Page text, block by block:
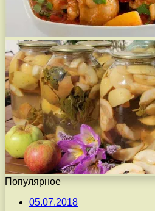
Популярное
05.07.2018